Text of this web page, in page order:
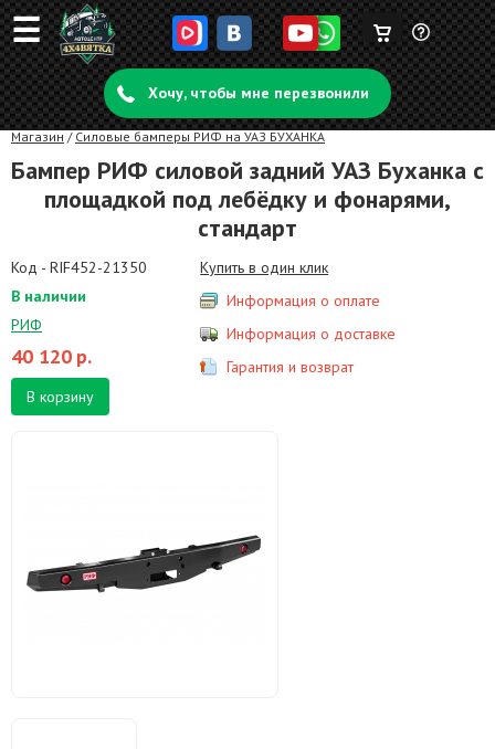
☰ Задать
вопрос
Корзина
пуста
Хочу, чтобы мне перезвонили
Магазин / Силовые бамперы РИФ на УАЗ БУХАНКА
Бампер РИФ силовой задний УАЗ Буханка с
площадкой под лебёдку и фонарями,
стандарт
Код - RIF452-21350
В наличии
РИФ
40 120 р.
В корзину
Купить в один клик
Информация о оплате
Информация о доставке
Гарантия и возврат